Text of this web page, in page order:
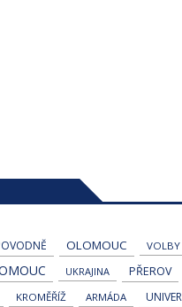
OLOMOUC
UKRAJINA PŘEROV
KROMĚŘÍŽ ARMÁDA